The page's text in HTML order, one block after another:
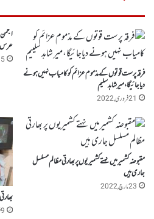
فرقہ پرست قوتوں کے مذموم عزائم کو کامیاب نہیں ہونے
دیاجائیگا،میر شاہد سلیم
21 فروری, 2022
عرس
5 نومبر, 2022
مقبوضہ کشمیرمیں نہتے کشمیریوں پر بھارتی مظالم مسلسل
جاری ہیں
23 مارچ, 2022
9 فروری, 2026